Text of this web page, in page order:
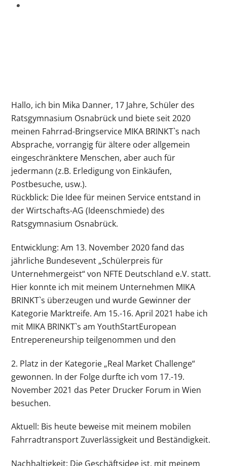
Hallo, ich bin Mika Danner, 17 Jahre, Schüler des
Ratsgymnasium Osnabrück und biete seit 2020
meinen Fahrrad-Bringservice MIKA BRINKT`s nach
Absprache, vorrangig für ältere oder allgemein
eingeschränktere Menschen, aber auch für
jedermann (z.B. Erledigung von Einkäufen,
Postbesuche, usw.).
Rückblick: Die Idee für meinen Service entstand in
der Wirtschafts-AG (Ideenschmiede) des
Ratsgymnasium Osnabrück.
Entwicklung: Am 13. November 2020 fand das
jährliche Bundesevent „Schülerpreis für
Unternehmergeist“ von NFTE Deutschland e.V. statt.
Hier konnte ich mit meinem Unternehmen MIKA
BRINKT`s überzeugen und wurde Gewinner der
Kategorie Marktreife. Am 15.-16. April 2021 habe ich
mit MIKA BRINKT`s am YouthStartEuropean
Entrepereneurship teilgenommen und den
2. Platz in der Kategorie „Real Market Challenge“
gewonnen. In der Folge durfte ich vom 17.-19.
November 2021 das Peter Drucker Forum in Wien
besuchen.
Aktuell: Bis heute beweise mit meinem mobilen
Fahrradtransport Zuverlässigkeit und Beständigkeit.
Nachhaltigkeit: Die Geschäftsidee ist, mit meinem